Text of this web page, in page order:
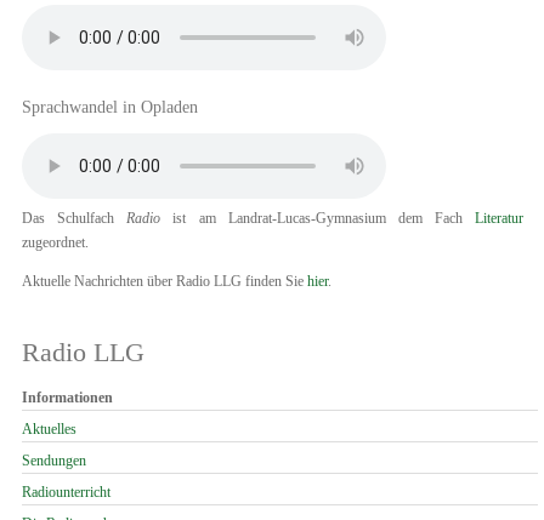
Sprachwandel in Opladen
Das SchulfachRadio ist am Landrat-Lucas-Gymnasium dem Fach Literatur
zugeordnet.
Aktuelle Nachrichten über Radio LLG finden Sie hier.
Radio LLG
Navigation
überspringen
Informationen
Aktuelles
Sendungen
Radiounterricht